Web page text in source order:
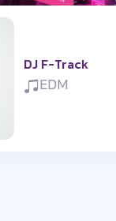
DJ F-Track
EDM